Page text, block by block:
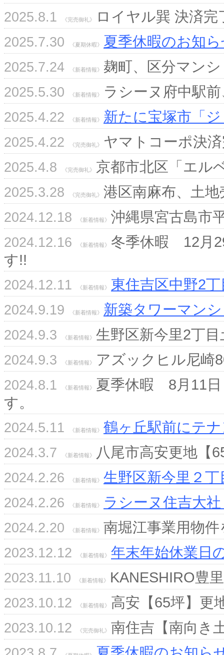
2025.8.1 《完売御礼》 ロイヤル巽 決済
2025.7.30 《夏期休暇》 夏季休暇のお知
2025.7.24 《新着情報》 麹町、区分マン
2025.5.30 《新着情報》 ラシーヌ府中駅
2025.4.22 《新着情報》 新たに宝塚市「
2025.4.22 《完売御礼》 ヤマトコーポ決
2025.4.8 《完売御礼》 京都市北区「エル
2025.3.28 《完売御礼》 港区南麻布、土
2024.12.18 《新着情報》 沖縄県宮古島市
2024.12.16 《新着情報》
冬季休暇 12月
す!!
2024.12.11 《新着情報》 東住吉区中野2
2024.9.19 《新着情報》 新築タワーマン
2024.9.3 《新着情報》 生野区新今里2丁
2024.9.3 《新着情報》 アズックヒル尼崎
2024.8.1 《新着情報》
夏季休暇 8月11日
す。
2024.5.11 《新着情報》 鶴ヶ丘駅前にテ
2024.3.7 《新着情報》 八尾市高安更地【
2024.2.26 《新着情報》 生野区新今里２
2024.2.26 《新着情報》 ラシーヌ住吉大
2024.2.20 《新着情報》 南堀江事業用物
2023.12.12 《新着情報》 年末年始休業日
2023.11.10 《新着情報》 KANESHIRO豊
2023.10.12 《新着情報》 高安【65坪】更
2023.10.12 《完売御礼》 南住吉【南向き